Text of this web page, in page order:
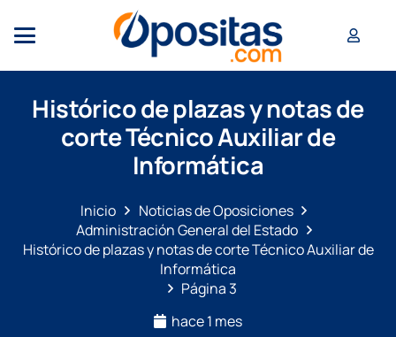
Histórico de plazas y notas de
corte Técnico Auxiliar de
Informática
Inicio
Noticias de Oposiciones
Administración General del Estado
Histórico de plazas y notas de corte Técnico Auxiliar de
Informática
Página 3
hace 1 mes